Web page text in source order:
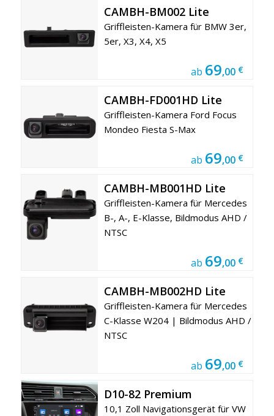
CAMBH-BM002 Lite
Griffleisten-Kamera für BMW 3er,
5er, X3, X4, X5
ab 69,00 €
CAMBH-FD001HD Lite
Griffleisten-Kamera Ford Focus
Mondeo Fiesta S-Max
ab 69,00 €
CAMBH-MB001HD Lite
Griffleisten-Kamera für Mercedes
B-, A-, E-Klasse, Bildmodus AHD /
NTSC
ab 69,00 €
CAMBH-MB002HD Lite
Griffleisten-Kamera für Mercedes
C-Klasse W204 | Bildmodus AHD /
NTSC
ab 69,00 €
D10-82 Premium
10,1 Zoll Navigationsgerät für VW